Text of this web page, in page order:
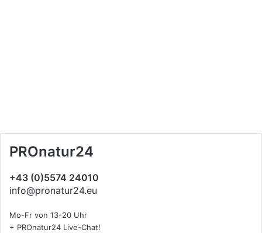
PROnatur24
+43 (0)5574 24010
info@pronatur24.eu
Mo-Fr von 13-20 Uhr
+ PROnatur24 Live-Chat!